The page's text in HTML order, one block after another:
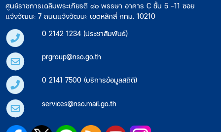
ศูนย์ราชการเฉลิมพระเกียรติ ๘๐ พรรษา อาคาร C ชั้น 5 -11 ซอย
แจ้งวัฒนะ 7 ถนนแจ้งวัฒนะ เขตหลักสี่ กทม. 10210
0 2142 1234 (ประชาสัมพันธ์)
prgroup@nso.go.th
0 2141 7500 (บริการข้อมูลสถิติ)
services@nso.mail.go.th